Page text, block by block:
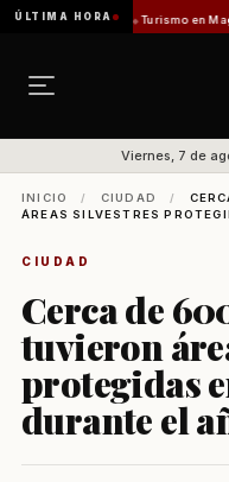
ÚLTIMA HORA
Vladilo] Turismo en
Viernes, 7 de
INICIO / CIUDAD /
ÁREAS SILVESTRES
CIUDAD
Cerca de
tuvieron
protegidas
durante el